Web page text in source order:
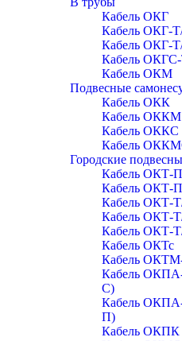
Кабель ОКГ
Кабель ОКГ-
Кабель ОКГ-
Кабель
Кабель ОКМ
Подвесные
Кабель ОКК
Кабель ОККМ
Кабель ОККС
Кабель
Городские
Кабель ОКТ-
Кабель ОКТ-
Кабель ОКТ-
Кабель ОКТ-
Кабель ОКТ-
Кабель ОКТс
Кабель
Кабель
С)
Кабель
П)
Кабель ОКПК